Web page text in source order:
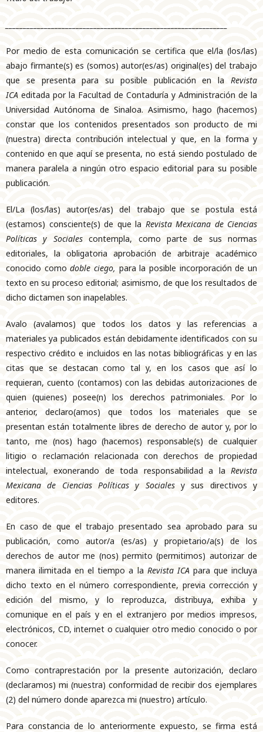
Por medio de esta comunicación se certifica que el/la (los/las)
abajo firmante(s) es (somos) autor(es/as) original(es) del trabajo
que se presenta para su posible publicación en la Revista
ICAeditada por la Facultad de Contaduría y Administración de la
Universidad Autónoma de Sinaloa. Asimismo, hago (hacemos)
constar que los contenidos presentados son producto de mi
(nuestra) directa contribución intelectual y que, en la forma y
contenido en que aquí se presenta, no está siendo postulado de
manera paralela a ningún otro espacio editorial para su posible
publicación.
El/La (los/las) autor(es/as) del trabajo que se postula está
(estamos) consciente(s) de que la Revista Mexicana de Ciencias
Políticas y Socialescontempla, como parte de sus normas
editoriales, la obligatoria aprobación de arbitraje académico
conocido comodoble ciego, para la posible incorporación de un
texto en su proceso editorial; asimismo, de que los resultados de
dicho dictamen son inapelables.
Avalo (avalamos) que todos los datos y las referencias a
materiales ya publicados están debidamente identificados con su
respectivo crédito e incluidos en las notas bibliográficas y en las
citas que se destacan como tal y, en los casos que así lo
requieran, cuento (contamos) con las debidas autorizaciones de
quien (quienes) posee(n) los derechos patrimoniales. Por lo
anterior, declaro(amos) que todos los materiales que se
presentan están totalmente libres de derecho de autor y, por lo
tanto, me (nos) hago (hacemos) responsable(s) de cualquier
litigio o reclamación relacionada con derechos de propiedad
intelectual, exonerando de toda responsabilidad a la Revista
Mexicana de Ciencias Políticas y Socialesy sus directivos y
editores.
En caso de que el trabajo presentado sea aprobado para su
publicación, como autor/a (es/as) y propietario/a(s) de los
derechos de autor me (nos) permito (permitimos) autorizar de
manera ilimitada en el tiempo a la Revista ICApara que incluya
dicho texto en el número correspondiente, previa corrección y
edición del mismo, y lo reproduzca, distribuya, exhiba y
comunique en el país y en el extranjero por medios impresos,
electrónicos, CD, internet o cualquier otro medio conocido o por
conocer.
Como contraprestación por la presente autorización, declaro
(declaramos) mi (nuestra) conformidad de recibir dos ejemplares
(2) del número donde aparezca mi (nuestro) artículo.
Para constancia de lo anteriormente expuesto, se firma está